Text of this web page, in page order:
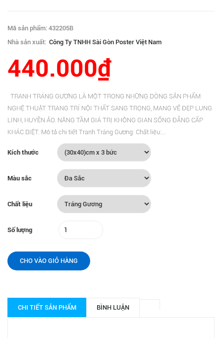
Mã sản phẩm: 432205B
Nhà sản xuất: Công Ty TNHH Sài Gòn Poster Việt Nam
440.000₫
TRANH TRÁNG GƯƠNG LÀ MỘT TRONG NHỮNG DÒNG SẢN PHẨM
NGHỆ THUẬT TRANG TRÍ NỘI THẤT SANG TRỌNG, MANG VẺ ĐẸP LUNG
LINH, HUYỀN ẢO. NÂNG TẦM GIÁ TRỊ KHÔNG GIAN SỐNG ĐẲNG CẤP
KHÁC BIỆT. Mô tả chi tiết Tranh Tráng Gương: Chất liệu:...
Kích thước
Màu sắc
Chất liệu
Số lượng
CHO VÀO GIỎ HÀNG
CHI TIẾT SẢN PHẨM BÌNH LUẬN